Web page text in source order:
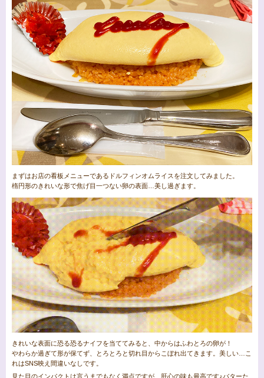
まずはお店の看板メニューであるドルフィンオムライスを注文してみました。
楕円形のきれいな形で焦げ目一つない卵の表面…美し過ぎます。
きれいな表面に恐る恐るナイフを当ててみると、中からはふわとろの卵が！
やわらか過ぎて形が保てず、とろとろと切れ目からこぼれ出てきます。美しい…こ
れはSNS映え間違いなしです。
見た目のインパクトは言うまでもなく満点ですが、肝心の味も最高です♪バターた